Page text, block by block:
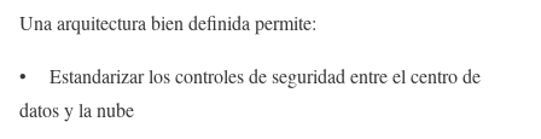
Una arquitectura bien definida permite:
• Estandarizar los controles de seguridad entre el centro de
datos y la nube